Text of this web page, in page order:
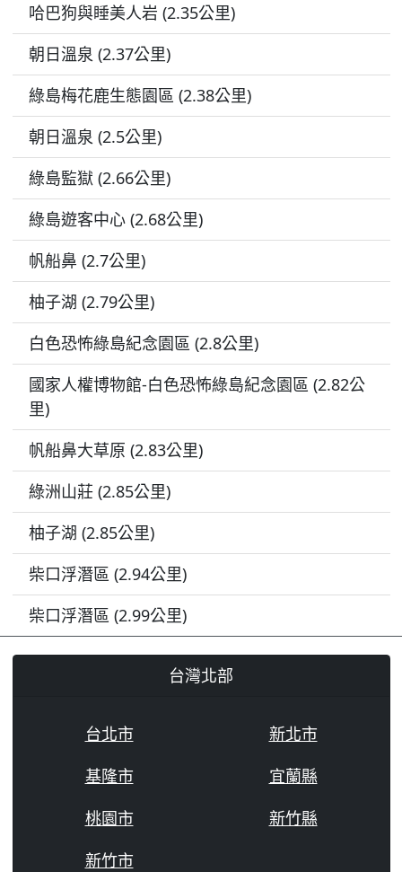
哈巴狗與睡美人岩 (2.35公里)
朝日溫泉 (2.37公里)
綠島梅花鹿生態園區 (2.38公里)
朝日溫泉 (2.5公里)
綠島監獄 (2.66公里)
綠島遊客中心 (2.68公里)
帆船鼻 (2.7公里)
柚子湖 (2.79公里)
白色恐怖綠島紀念園區 (2.8公里)
國家人權博物館-白色恐怖綠島紀念園區 (2.82公
里)
帆船鼻大草原 (2.83公里)
綠洲山莊 (2.85公里)
柚子湖 (2.85公里)
柴口浮潛區 (2.94公里)
柴口浮潛區 (2.99公里)
台灣北部
台北市
新北市
基隆市
宜蘭縣
桃園市
新竹縣
新竹市